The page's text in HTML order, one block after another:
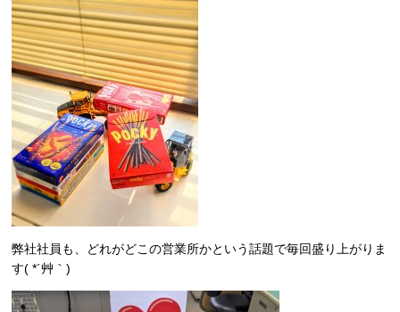
弊社社員も、どれがどこの営業所かという話題で毎回盛り上がりま
す( *´艸｀)